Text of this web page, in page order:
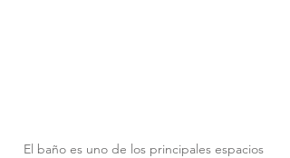
El baño es uno de los principales espacios